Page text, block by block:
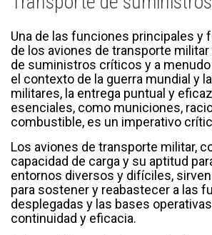
Una de las funciones principales y
de los aviones de transporte
de suministros críticos y a
el contexto de la guerra mundial y
militares, la entrega puntual y
esenciales, como municiones,
combustible, es un imperativo
Los aviones de transporte militar,
capacidad de carga y su aptitud
entornos diversos y difíciles,
para sostener y reabastecer a las
desplegadas y las bases
continuidad y eficacia.